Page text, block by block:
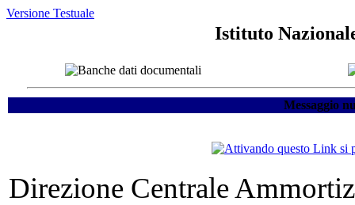
Versione Testuale
Istituto
Messaggio
Direzione Centrale